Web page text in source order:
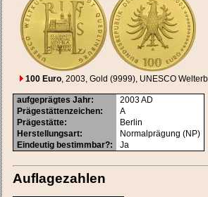
100 Euro, 2003, Gold (9999), UNESCO
aufgeprägtes Jahr: 2003AD
Prägestättenzeichen:
A
Prägestätte:
Berlin
Herstellungsart:
Normalprägung (NP)
Eindeutig bestimmbar?: Ja
Auflagezahlen